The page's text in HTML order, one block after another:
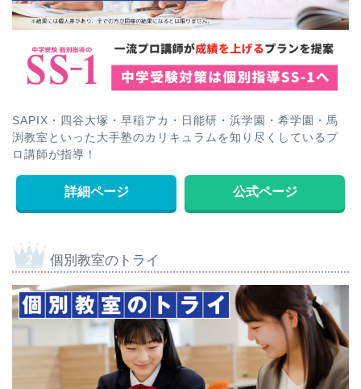
SAPIX・四谷大塚・早稲アカ・日能研・浜学園・希学園・馬
渕教室といった大手塾のカリキュラムを知り尽くしているプ
ロ講師が指導！
詳細ページ 公式ページ
個別教室のトライ